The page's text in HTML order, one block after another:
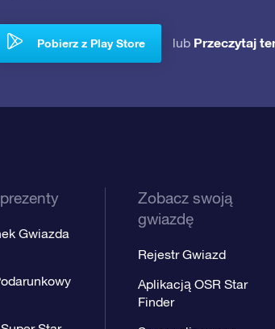
Pobierz z Play Store lub Przeczytaj
Gwiazda
Zobacz swoją
gwiazdę
Rejestr Gwiazd
Aplikacją OSR Star
Finder